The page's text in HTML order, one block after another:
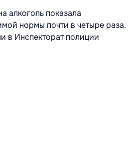
алкоголь показала
нормы почти в четыре раза.
в Инспекторат полиции